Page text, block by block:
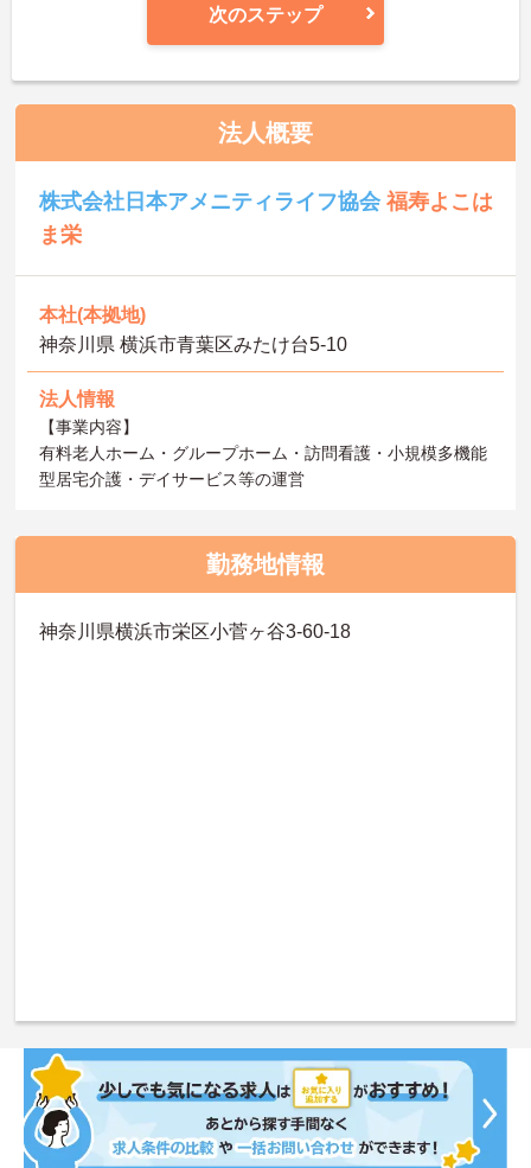
次のステップ
法人概要
株式会社日本アメニティライフ協会福寿よこは
ま栄
本社(本拠地)
神奈川県 横浜市青葉区みたけ台5-10
法人情報
【事業内容】
有料老人ホーム・グループホーム・訪問看護・小規模多機能
型居宅介護・デイサービス等の運営
勤務地情報
神奈川県横浜市栄区小菅ヶ谷3-60-18